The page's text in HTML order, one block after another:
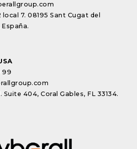
7. 08195 Sant Cugat del
99
Suite 404, Coral Gables, FL 33134.